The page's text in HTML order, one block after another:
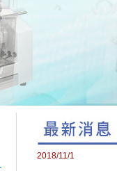
2018/11/1